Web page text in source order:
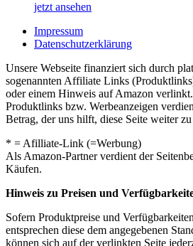
jetzt ansehen
Impressum
Datenschutzerklärung
Unsere Webseite finanziert sich durch
sogenannten Affiliate Links
oder einem Hinweis auf Amazon
Produktlinks bzw. Werbeanzeigen
Betrag, der uns hilft, diese Seite weiter zu
* = Afilliate-Link (=Werbung)
Als Amazon-Partner verdient der
Käufen.
Hinweis zu Preisen und
Sofern Produktpreise und
entsprechen diese dem angegebenen
können sich auf der verlinkten Seite